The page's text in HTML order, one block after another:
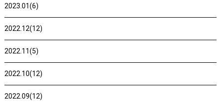
2023.01(6)
2022.12(12)
2022.11(5)
2022.10(12)
2022.09(12)